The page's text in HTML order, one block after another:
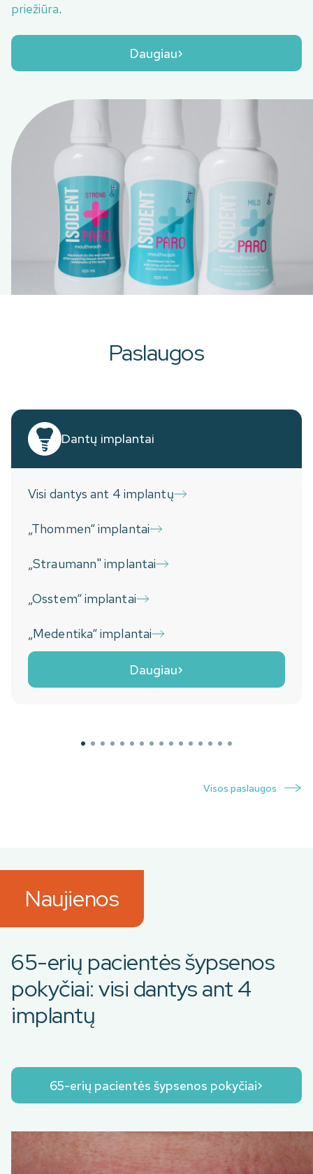
priežiūra.
Daugiau
Paslaugos
Dantų implantai
Visi dantys ant 4 implantų
„Thommen“ implantai
„Straumann" implantai
„Osstem“ implantai
„Medentika“ implantai
Daugiau
Visos paslaugos
Naujienos
65-erių pacientės šypsenos
pokyčiai: visi dantys ant 4
implantų
65-erių pacientės šypsenos pokyčiai